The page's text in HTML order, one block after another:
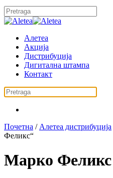
Алетеа
Акција
Дистрибуција
Дигитална штампа
Контакт
Почетна / Алетеа дистрибуција
Феликс“
Марко Феликс